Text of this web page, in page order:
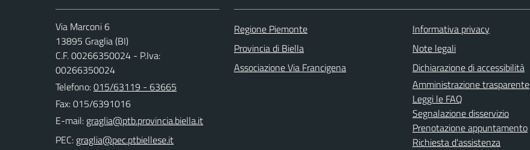
Via Marconi 6
13895 Graglia (BI)
C.F. 00266350024 - P.Iva:
00266350024
Telefono:015/63119 - 63665
Fax: 015/6391016
E-mail:
PEC:
Regione Piemonte
Provincia di Biella
Associazione Via Francigena
Informativa privacy
Note legali
Dichiarazione di accessibilità
Amministrazione trasparente
Leggi le FAQ
Segnalazione disservizio
Prenotazione appuntamento
Richiesta d'assistenza